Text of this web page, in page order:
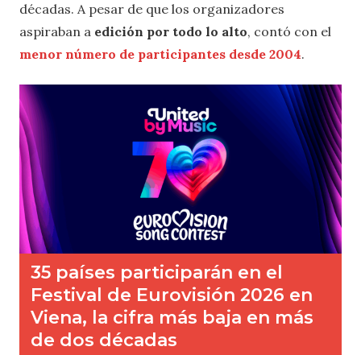
décadas. A pesar de que los organizadores
aspiraban a edición por todo lo alto, contó con el
menor número de participantes desde 2004.